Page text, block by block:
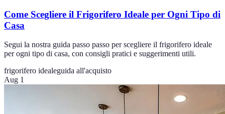
Come Scegliere il Frigorifero Ideale per Ogni Tipo di
Casa
Segui la nostra guida passo passo per scegliere il frigorifero ideale
per ogni tipo di casa, con consigli pratici e suggerimenti utili.
frigorifero idealeguida all'acquisto
Aug 1